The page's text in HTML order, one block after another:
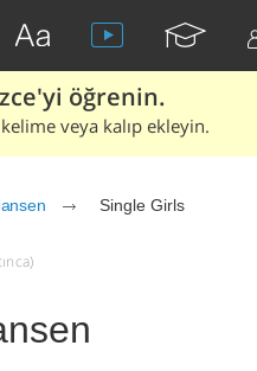
öğrenin.
veya kalıp ekleyin.
Single Girls